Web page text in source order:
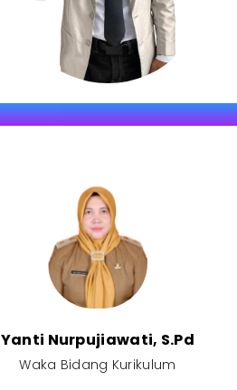
Yanti Nurpujiawati, S.Pd
Waka Bidang Kurikulum